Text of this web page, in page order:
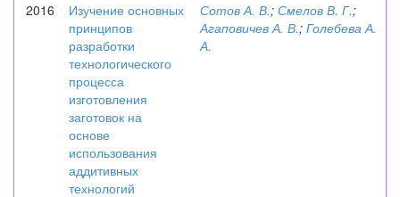
2016
Изучение основных
принципов
разработки
технологического
процесса
изготовления
заготовок на
основе
использования
аддитивных
технологий
Сотов А. В.; Смелов В. Г.;
Агаповичев А. В.; Голебева А.
А.